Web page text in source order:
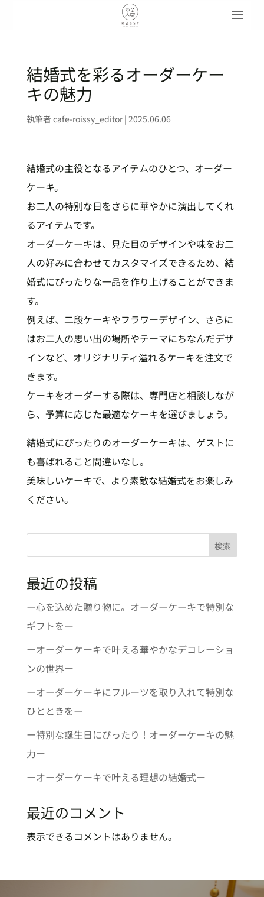
結婚式を彩るオーダーケー
キの魅力
執筆者cafe-roissy_editor| 2025.06.06
結婚式の主役となるアイテムのひとつ、オーダー
ケーキ。
お二人の特別な日をさらに華やかに演出してくれ
るアイテムです。
オーダーケーキは、見た目のデザインや味をお二
人の好みに合わせてカスタマイズできるため、結
婚式にぴったりな一品を作り上げることができま
す。
例えば、二段ケーキやフラワーデザイン、さらに
はお二人の思い出の場所やテーマにちなんだデザ
インなど、オリジナリティ溢れるケーキを注文で
きます。
ケーキをオーダーする際は、専門店と相談しなが
ら、予算に応じた最適なケーキを選びましょう。
結婚式にぴったりのオーダーケーキは、ゲストに
も喜ばれること間違いなし。
美味しいケーキで、より素敵な結婚式をお楽しみ
ください。
検索
最近の投稿
ー心を込めた贈り物に。オーダーケーキで特別な
ギフトをー
ーオーダーケーキで叶える華やかなデコレーショ
ンの世界ー
ーオーダーケーキにフルーツを取り入れて特別な
ひとときをー
ー特別な誕生日にぴったり！オーダーケーキの魅
力ー
ーオーダーケーキで叶える理想の結婚式ー
最近のコメント
表示できるコメントはありません。